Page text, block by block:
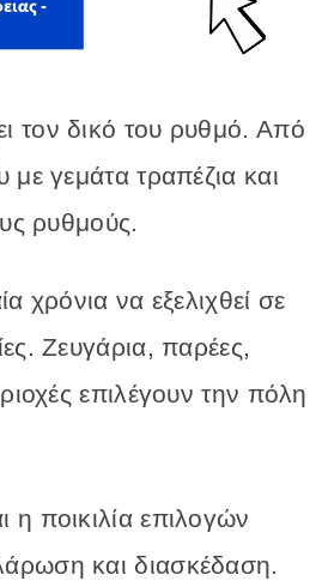
τον δικό του ρυθμό. Από
μεγεμάτατραπέζια και
ρυθμούς.
χρόνια να εξελιχθεί σε
Ζευγάρια,παρέες,
επιλέγουντην πόλη
η ποικιλίαεπιλογών
και διασκέδαση.